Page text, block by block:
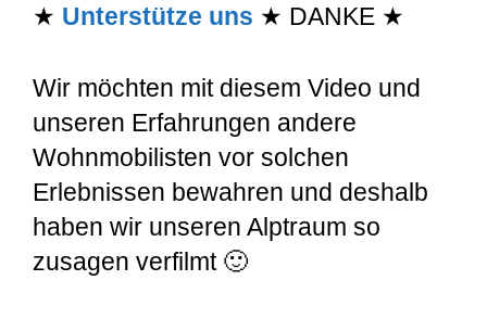
★ Unterstütze uns ★ DANKE ★
Wir möchten mit diesem Video und
unseren Erfahrungen andere
Wohnmobilisten vor solchen
Erlebnissen bewahren und deshalb
haben wir unseren Alptraum so
zusagen verfilmt 🙂